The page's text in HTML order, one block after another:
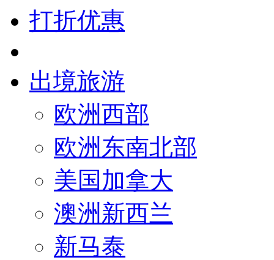
打折优惠
出境旅游
欧洲西部
欧洲东南北部
美国加拿大
澳洲新西兰
新马泰